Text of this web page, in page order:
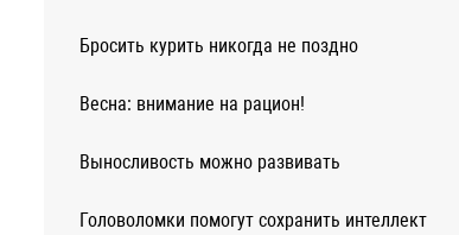
Бросить курить никогда не поздно
Весна: внимание на рацион!
Выносливость можно развивать
Головоломки помогут сохранить интеллект